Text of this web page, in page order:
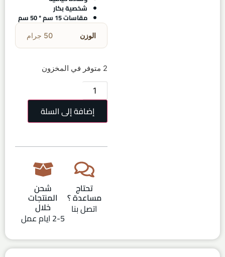
شخصية بكار
مقاسات 15 سم * 50 سم
الوزن 50 جرام
2 متوفر في المخزون
إضافة إلى السلة
تحتاج
مساعدة ؟
اتصل بنا
شحن
المنتجات
خلال
2-5 ايام عمل